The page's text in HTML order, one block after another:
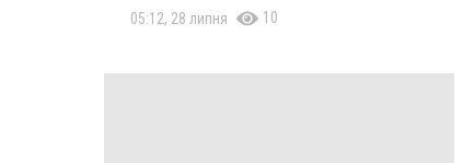
05:12, 28 липня 10